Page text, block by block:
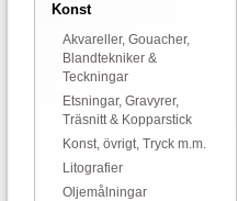
Konst
Akvareller, Gouacher,
Blandtekniker &
Teckningar
Etsningar, Gravyrer,
Träsnitt & Kopparstick
Konst, övrigt, Tryck m.m.
Litografier
Oljemålningar